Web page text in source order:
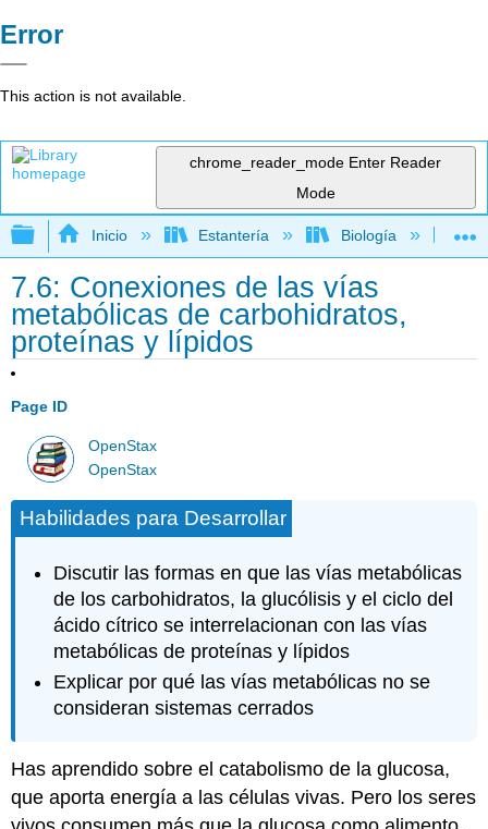
Error
This action is not available.
chrome_reader_mode Enter Reader
Mode
Expandir/contraer jerarquía global
Inicio Estantería Biología
7.6: Conexiones de las vías
metabólicas de carbohidratos,
proteínas y lípidos
Page ID
OpenStax
OpenStax
Habilidades para Desarrollar
Discutir las formas en que las vías metabólicas
de los carbohidratos, la glucólisis y el ciclo del
ácido cítrico se interrelacionan con las vías
metabólicas de proteínas y lípidos
Explicar por qué las vías metabólicas no se
consideran sistemas cerrados
Has aprendido sobre el catabolismo de la glucosa,
que aporta energía a las células vivas. Pero los seres